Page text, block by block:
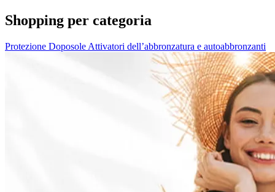
Shopping per categoria
Protezione Doposole Attivatori dell’abbronzatura e autoabbronzanti